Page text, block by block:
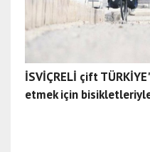
İSVİÇRELİ çift
etmek için